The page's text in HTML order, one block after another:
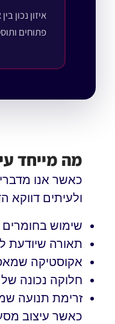
איזון נכון
פתוחים
מה מייחד
כאשר אנו
ולעיתים דווקא
שימוש בחומרים
תאורה שיודעת
אקוסטיקה
חלוקה נכונה של
זרימת תנועה
כאשר עיצוב